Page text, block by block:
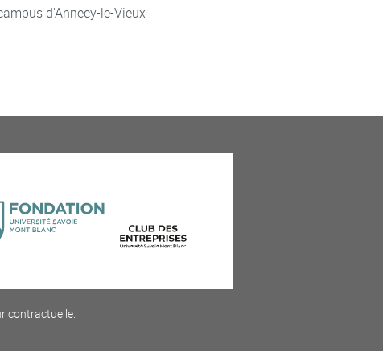
d'Annecy-le-Vieux
contractuelle.